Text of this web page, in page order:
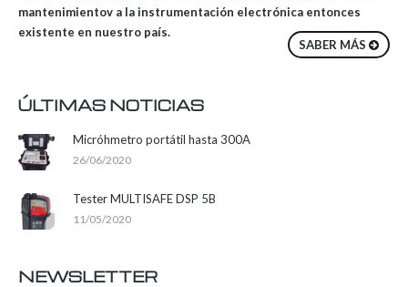
mantenimientov a la instrumentación electrónica entonces
existente en nuestro país.
SABER MÁS
ÚLTIMAS NOTICIAS
Micróhmetro portátil hasta 300A
26/06/2020
Tester MULTISAFE DSP 5B
11/05/2020
NEWSLETTER